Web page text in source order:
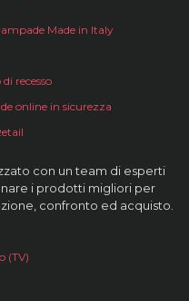
Made in Italy
recesso
online in sicurezza
con un team di esperti
i prodotti migliori per
confronto ed acquisto.
(TV)